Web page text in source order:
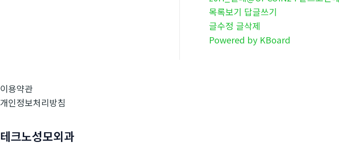
목록보기 답글쓰기
글수정 글삭제
Powered by KBoard
이용약관
개인정보처리방침
테크노성모외과